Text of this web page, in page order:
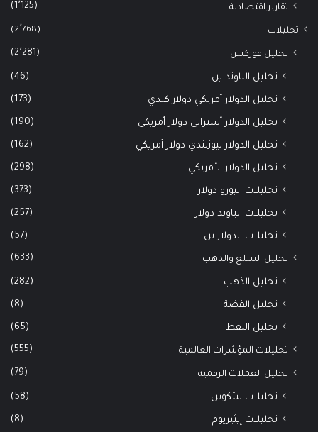
تقارير اقتصادية (1٬125)
تحليلات (2٬768)
تحليل فوركس (2٬281)
تحليل الباوند ين (46)
تحليل الدولار أمريكي دولار كندي (173)
تحليل الدولار أسترالي دولار أمريكي (190)
تحليل الدولار نيوزلندي دولار أمريكي (162)
تحليل الدولار الأمريكي (298)
تحليلات اليورو دولار (373)
تحليلات الباوند دولار (257)
تحليلات الدولار ين (57)
تحليل السلع والذهب (633)
تحليل الذهب (282)
تحليل الفضة (8)
تحليل النفط (65)
تحليلات المؤشرات العالمية (555)
تحليل العملات الرقمية (79)
تحليلات بيتكوين (58)
تحليلات إيثيريوم (8)